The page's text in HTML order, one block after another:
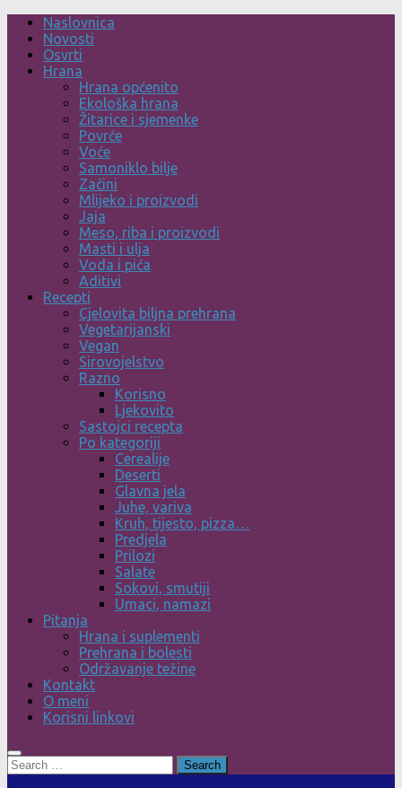
Skip
content
Naslovnica
Novosti
Osvrti
Hrana
Hrana općenito
Ekološka hrana
Žitarice i sjemenke
Povrće
Voće
Samoniklo bilje
Začini
Mlijeko i proizvodi
Jaja
Meso, riba i proizvodi
Masti i ulja
Voda i pića
Aditivi
Recepti
Cjelovita biljna prehrana
Vegetarijanski
Vegan
Sirovojelstvo
Razno
Korisno
Ljekovito
Sastojci recepta
Po kategoriji
Cerealije
Deserti
Glavna jela
Juhe, variva
Kruh, tijesto, pizza…
Predjela
Prilozi
Salate
Sokovi, smutiji
Umaci, namazi
Pitanja
Hrana i suplementi
Prehrana i bolesti
Održavanje težine
Kontakt
O meni
Korisni linkovi
Search
for: